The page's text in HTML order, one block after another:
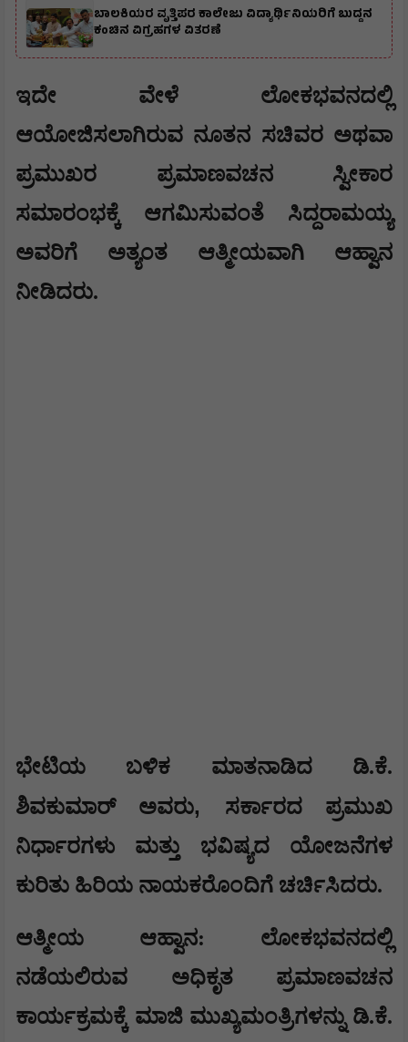
ಬಾಲಕಿಯರ ವೃತ್ತಿಪರ ಕಾಲೇಜು ವಿದ್ಯಾರ್ಥಿನಿಯರಿಗೆ ಬುದ್ದನ
ಕಂಚಿನ ವಿಗ್ರಹಗಳ ವಿತರಣೆ
ಇದೇ ವೇಳೆ ಲೋಕಭವನದಲ್ಲಿ
ಆಯೋಜಿಸಲಾಗಿರುವ ನೂತನ ಸಚಿವರ ಅಥವಾ
ಪ್ರಮುಖರ ಪ್ರಮಾಣವಚನ ಸ್ವೀಕಾರ
ಸಮಾರಂಭಕ್ಕೆ ಆಗಮಿಸುವಂತೆ ಸಿದ್ದರಾಮಯ್ಯ
ಅವರಿಗೆ ಅತ್ಯಂತ ಆತ್ಮೀಯವಾಗಿ ಆಹ್ವಾನ
ನೀಡಿದರು.
​ಭೇಟಿಯ ಬಳಿಕ ಮಾತನಾಡಿದ ಡಿ.ಕೆ.
ಶಿವಕುಮಾರ್ ಅವರು, ಸರ್ಕಾರದ ಪ್ರಮುಖ
ನಿರ್ಧಾರಗಳು ಮತ್ತು ಭವಿಷ್ಯದ ಯೋಜನೆಗಳ
ಕುರಿತು ಹಿರಿಯ ನಾಯಕರೊಂದಿಗೆ ಚರ್ಚಿಸಿದರು.
​ಆತ್ಮೀಯ ಆಹ್ವಾನ: ಲೋಕಭವನದಲ್ಲಿ
ನಡೆಯಲಿರುವ ಅಧಿಕೃತ ಪ್ರಮಾಣವಚನ
ಕಾರ್ಯಕ್ರಮಕ್ಕೆ ಮಾಜಿ ಮುಖ್ಯಮಂತ್ರಿಗಳನ್ನು ಡಿ.ಕೆ.